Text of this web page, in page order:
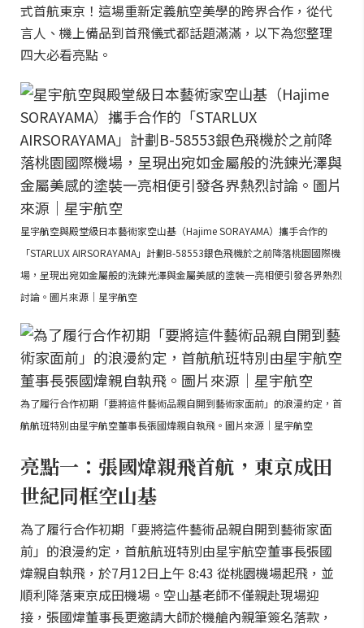
式首航東京！這場重新定義航空美學的跨界合作，從代
言人、機上備品到首飛儀式都話題滿滿，以下為您整理
四大必看亮點。
星宇航空與殿堂級日本藝術家空山基（Hajime SORAYAMA）攜手合作的
「STARLUX AIRSORAYAMA」計劃B-58553銀色飛機於之前降落桃園國際機
場，呈現出宛如金屬般的洗鍊光澤與金屬美感的塗裝一亮相便引發各界熱烈
討論。圖片來源｜星宇航空
為了履行合作初期「要將這件藝術品親自開到藝術家面前」的浪漫約定，首
航航班特別由星宇航空董事長張國煒親自執飛。圖片來源｜星宇航空
亮點一：張國煒親飛首航，東京成田
世紀同框空山基
為了履行合作初期「要將這件藝術品親自開到藝術家面
前」的浪漫約定，首航航班特別由星宇航空董事長張國
煒親自執飛，於7月12日上午 8:43 從桃園機場起飛，並
順利降落東京成田機場。空山基老師不僅親赴現場迎
接，張國煒董事長更邀請大師於機艙內親筆簽名落款，